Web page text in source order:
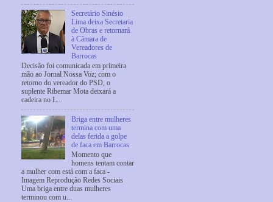
Secretário Sinésio
Lima deixa Secretaria
de Obras e retornará
à Câmara de
Vereadores de
Barrocas
Decisão foi comunicada em primeira
mão ao Jornal Nossa Voz; com o
retorno do vereador do PSD, o
suplente Ribemar Mota deixará a
cadeira no L...
Briga entre mulheres
termina com uma
delas ferida a golpe
de faca em Barrocas
Momento que
homens tentam contar
a mulher com está com a faca -
Imagem Reprodução Redes Sociais
Uma briga entre duas mulheres
terminou com u...